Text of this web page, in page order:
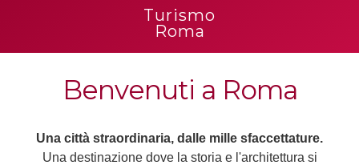
Turismo
Roma
Benvenuti a Roma
Una città straordinaria, dalle mille sfaccettature.
Una destinazione dove la storia e l'architettura si